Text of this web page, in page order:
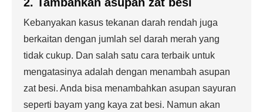
Kebanyakan kasus tekanan darah rendah juga
berkaitan dengan jumlah sel darah merah yang
tidak cukup. Dan salah satu cara terbaik untuk
mengatasinya adalah dengan menambah asupan
zat besi. Anda bisa menambahkan asupan sayuran
seperti bayam yang kaya zat besi. Namun akan